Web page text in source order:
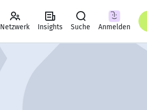
Netzwerk Insights Suche Anmelden